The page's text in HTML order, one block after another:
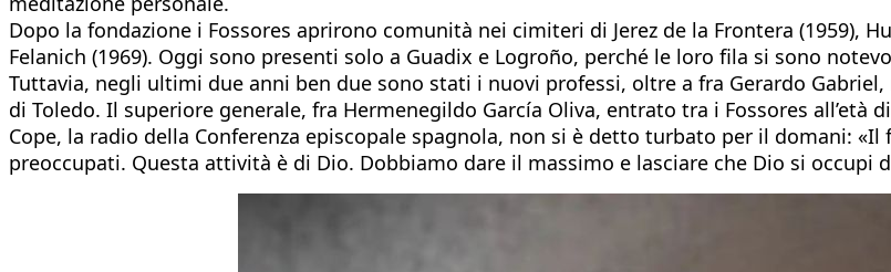
Dopo la fondazione i Fossores aprirono comunità nei cimiteri di Jerez de la Frontera (1959),
Felanich (1969). Oggi sono presenti solo a Guadix e Logroño, perché le loro fila si sono
Tuttavia, negli ultimi due anni ben due sono stati i nuovi professi, oltre a fra Gerardo
di Toledo. Il superiore generale, fra Hermenegildo García Oliva, entrato tra i Fossores all’età
Cope, la radio della Conferenza episcopale spagnola, non si è detto turbato per il domani:
preoccupati. Questa attività è di Dio. Dobbiamo dare il massimo e lasciare che Dio si occupi